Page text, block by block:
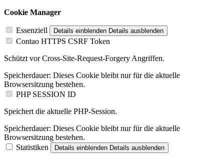
Cookie Manager
Essenziell Details einblenden Details ausblenden
Contao HTTPS CSRF Token
Schützt vor Cross-Site-Request-Forgery Angriffen.
Speicherdauer: Dieses Cookie bleibt nur für die aktuelle
Browsersitzung bestehen.
PHP SESSION ID
Speichert die aktuelle PHP-Session.
Speicherdauer: Dieses Cookie bleibt nur für die aktuelle
Browsersitzung bestehen.
Statistiken
Details einblenden Details ausblenden